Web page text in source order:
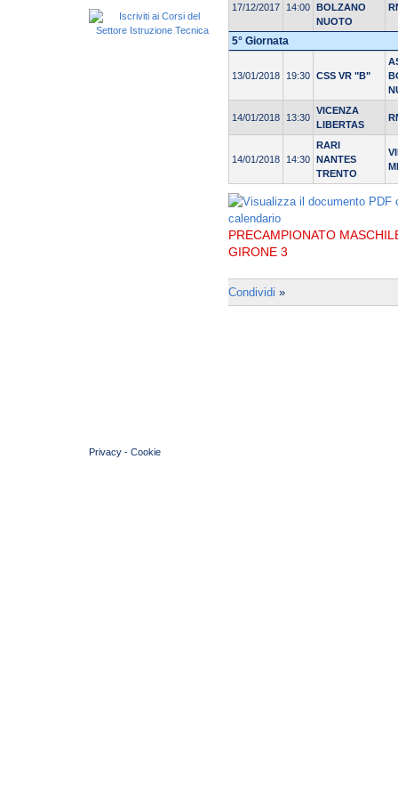
17/12/2017 14:00 BOLZANO
NUOTO
5° Giornata
13/01/2018 19:30 CSS VR "B"
14/01/2018 13:30
VICENZA
LIBERTAS
14/01/2018 14:30
RARI
NANTES
TRENTO
PRECAMPIONATO
GIRONE 3
Condividi »
Privacy - Cookie